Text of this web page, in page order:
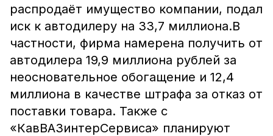
распродаёт имущество компании, подал
иск к автодилеру на 33,7 миллиона.В
частности, фирма намерена получить от
автодилера 19,9 миллиона рублей за
неосновательное обогащение и 12,4
миллиона в качестве штрафа за отказ от
поставки товара. Также с
«КавВАЗинтерСервиса» планируют